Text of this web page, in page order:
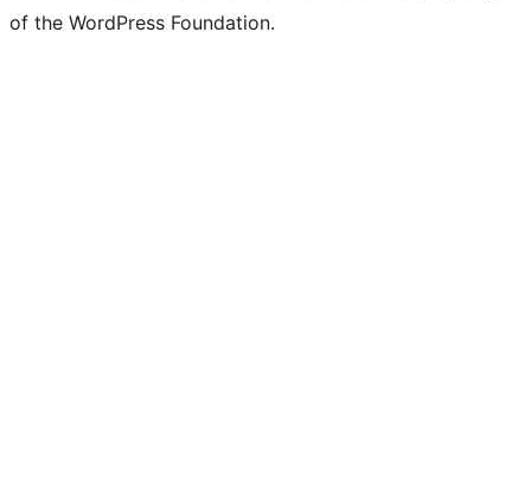
of the WordPress Foundation.